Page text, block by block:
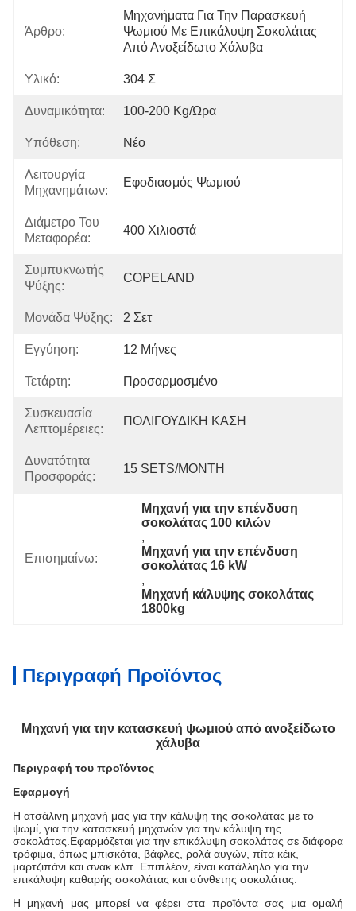
Άρθρο:
Μηχανήματα Για Την Παρασκευή
Ψωμιού Με Επικάλυψη Σοκολάτας
Από Ανοξείδωτο Χάλυβα
Υλικό: 304 Σ
Δυναμικότητα: 100-200 Kg/ώρα
Υπόθεση: Νέο
Λειτουργία
Μηχανημάτων:
Εφοδιασμός Ψωμιού
Διάμετρο Του
Μεταφορέα:
400 Χιλιοστά
Συμπυκνωτής
Ψύξης:
COPELAND
Μονάδα Ψύξης: 2 Σετ
Εγγύηση: 12 Μήνες
Τετάρτη: Προσαρμοσμένο
Συσκευασία
Λεπτομέρειες:
ΠΟΛΙΓΟΥΔΙΚΗ ΚΑΣΗ
Δυνατότητα
Προσφοράς:
15 SETS/MONTH
Επισημαίνω:
Μηχανή για την επένδυση
σοκολάτας 100 κιλών
,
Μηχανή για την επένδυση
σοκολάτας 16 kW
,
Μηχανή κάλυψης σοκολάτας
1800kg
Περιγραφή Προϊόντος
Μηχανή για την κατασκευή ψωμιού από ανοξείδωτο
χάλυβα
Περιγραφή του προϊόντος
Εφαρμογή
Η ατσάλινη μηχανή μας για την κάλυψη της σοκολάτας με το
ψωμί, για την κατασκευή μηχανών για την κάλυψη της
σοκολάτας. Εφαρμόζεται για την επικάλυψη σοκολάτας σε διάφορα
τρόφιμα, όπως μπισκότα, βάφλες, ρολά αυγών, πίτα κέικ,
μαρτζιπάνι και σνακ κλπ. Επιπλέον, είναι κατάλληλο για την
επικάλυψη καθαρής σοκολάτας και σύνθετης σοκολάτας.
Η μηχανή μας μπορεί να φέρει στα προϊόντα σας μια ομαλή